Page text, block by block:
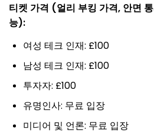
티켓 가격 (얼리 부킹 가격, 안면
능):
여성 테크 인재: £100
남성 테크 인재: £100
투자자: £100
유명인사: 무료 입장
미디어 및 언론: 무료 입장